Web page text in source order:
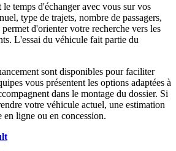
temps d'échanger avec vous sur vos
type de trajets, nombre de passagers,
d'orienter votre recherche vers les
L'essai du véhicule fait partie du
sont disponibles pour faciliter
vous présentent les options adaptées à
dans le montage du dossier. Si
votre véhicule actuel, une estimation
en ligne ou en concession.